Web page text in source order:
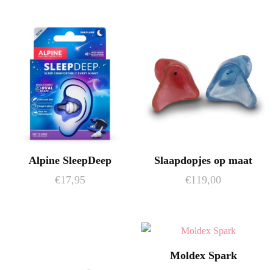
heeft
meerdere
variaties.
Deze
optie
kan
gekozen
op
de
Alpine SleepDeep
€17,95
Slaapdopjes op maat
€119,00
Moldex Spark